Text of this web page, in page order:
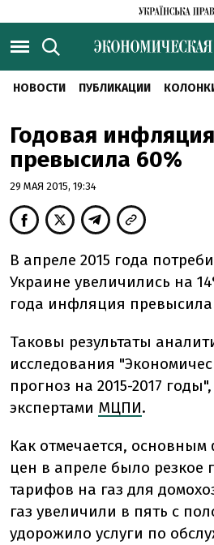
НОВОСТИ ПУБЛИКАЦИИ
Годовая
превысила 60%
29 МАЯ 2015, 19:34
В апреле 2015 года
Украине увеличились на
года инфляция превысила
Таковы результаты
исследования
прогноз на 2015-2017
экспертами МЦПИ.
Как отмечается, основным
цен в апреле было
тарифов на газ для
газ увеличили в пять с
удорожило услуги по